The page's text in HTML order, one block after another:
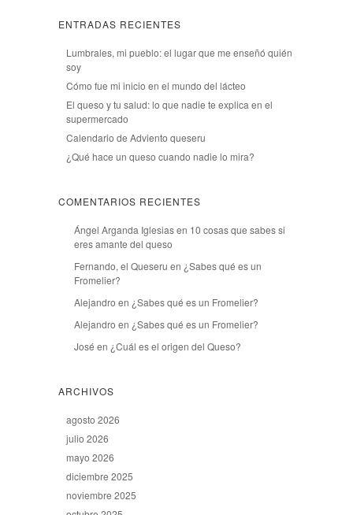
ENTRADAS RECIENTES
Lumbrales, mi pueblo: el lugar que me enseñó quién
soy
Cómo fue mi inicio en el mundo del lácteo
El queso y tu salud: lo que nadie te explica en el
supermercado
Calendario de Adviento queseru
¿Qué hace un queso cuando nadie lo mira?
COMENTARIOS RECIENTES
Ángel Arganda Iglesiasen 10 cosas que sabes si
eres amante del queso
Fernando, el Queseru en ¿Sabes qué es un
Fromelier?
Alejandro en ¿Sabes qué es un Fromelier?
Alejandro en ¿Sabes qué es un Fromelier?
José en ¿Cuál es el origen del Queso?
ARCHIVOS
agosto 2026
julio 2026
mayo 2026
diciembre 2025
noviembre 2025